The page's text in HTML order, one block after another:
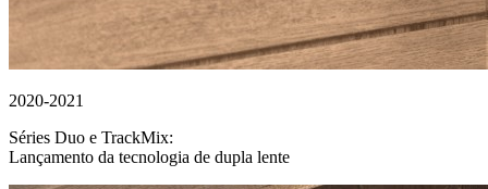
2020-2021
Séries Duo e TrackMix:
Lançamento da tecnologia de dupla lente